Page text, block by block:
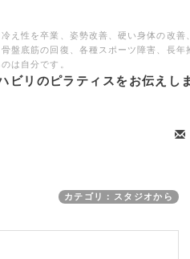
え性を卒業、姿勢改善、硬い身体の改
底筋の回復、各種スポーツ障害、長
は自分です。
ビリのピラティスをお伝えし
カテゴリ：スタジオから